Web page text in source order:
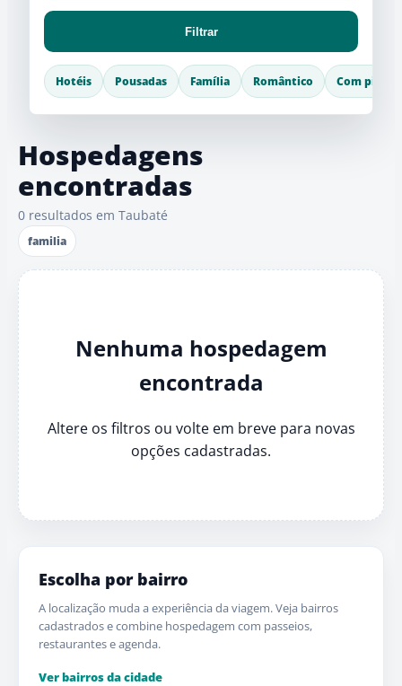
Filtrar
Hotéis Pousadas Família Romântico Com piscina
Hospedagens
encontradas
0 resultados em Taubaté
familia
Nenhuma hospedagem
encontrada
Altere os filtros ou volte em breve para novas
opções cadastradas.
Escolha por bairro
A localização muda a experiência da viagem. Veja bairros
cadastrados e combine hospedagem com passeios,
restaurantes e agenda.
Ver bairros da cidade